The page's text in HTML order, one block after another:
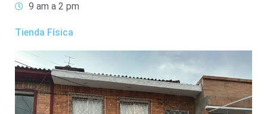
9 am a 2 pm
Tienda Física